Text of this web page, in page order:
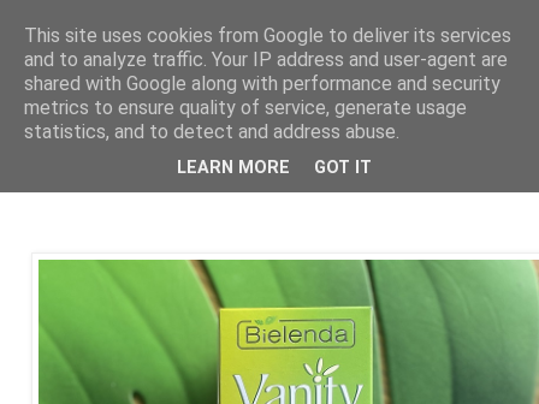
09 maja 2026
Krem do depilacji twarzy i ciała Bielenda
This site uses cookies from Google to deliver its services
and to analyze traffic. Your IP address and user-agent are
shared with Google along with performance and security
metrics to ensure quality of service, generate usage
statistics, and to detect and address abuse.
LEARN MORE GOT IT